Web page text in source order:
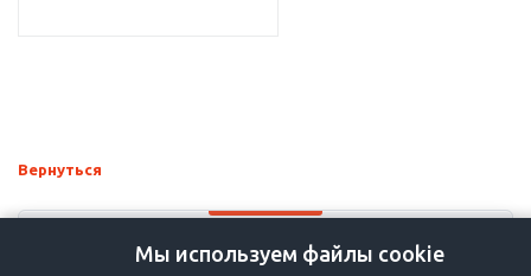
Вернуться
Мы используем файлы cookie